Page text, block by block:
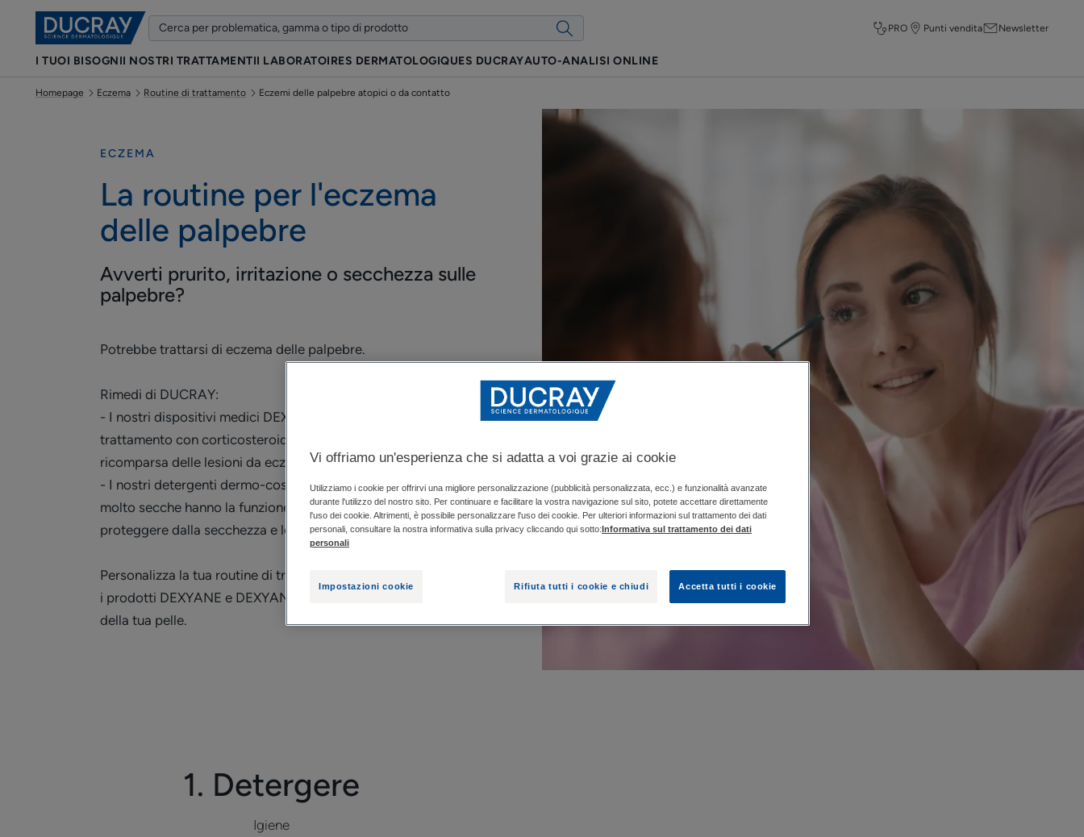
PRO Punti vendita Newsletter
I TUOI BISOGNII NOSTRI TRATTAMENTII LABORATOIRES DERMATOLOGIQUES DUCRAYAUTO-ANALISI ONLINE
Homepage Eczema Routine di trattamento Eczemi delle palpebre atopici o da contatto
ECZEMA
La routine per l'eczema
delle palpebre
Avverti prurito, irritazione o secchezza sulle
palpebre?
Potrebbe trattarsi di eczema delle palpebre.
Rimedi di DUCRAY:
- I nostri dispositivi medici DEXYANE MED*, dopo il
trattamento con corticosteroidi topici, trattano e limitano la
ricomparsa delle lesioni da eczema.
- I nostri detergenti dermo-cosmetici DEXYANE per pelli
molto secche hanno la funzione di detergere delicatamente,
proteggere dalla secchezza e lenire le sensazioni irritanti.
Personalizza la tua routine di trattamento: per ogni step, scegli
i prodotti DEXYANE e DEXYANE MeD* più adatti alle esigenze
della tua pelle.
1. Detergere
Igiene
Vi offriamo un'esperienza che si adatta a voi grazie ai cookie
Utilizziamo i cookie per offrirvi una migliore personalizzazione (pubblicità personalizzata, ecc.) e funzionalità avanzate
durante l'utilizzo del nostro sito. Per continuare e facilitare la vostra navigazione sul sito, potete accettare direttamente
l'uso dei cookie. Altrimenti, è possibile personalizzare l'uso dei cookie. Per ulteriori informazioni sul trattamento dei dati
personali, consultare la nostra informativa sulla privacy cliccando qui sotto:Informativa sul trattamento dei dati
personali
Impostazioni cookie Rifiuta tutti i cookie e chiudi Accetta tutti i cookie